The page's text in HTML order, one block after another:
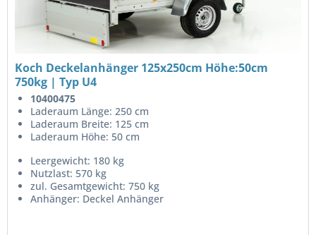
Koch Deckelanhänger 125x250cm Höhe:50cm
750kg | Typ U4
10400475
Laderaum Länge: 250 cm
Laderaum Breite: 125 cm
Laderaum Höhe: 50 cm
Leergewicht: 180 kg
Nutzlast: 570 kg
zul. Gesamtgewicht: 750 kg
Anhänger: Deckel Anhänger